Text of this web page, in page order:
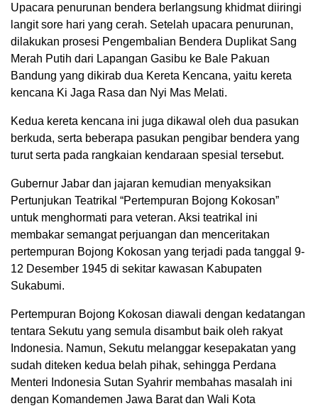
Upacara penurunan bendera berlangsung khidmat diiringi
langit sore hari yang cerah. Setelah upacara penurunan,
dilakukan prosesi Pengembalian Bendera Duplikat Sang
Merah Putih dari Lapangan Gasibu ke Bale Pakuan
Bandung yang dikirab dua Kereta Kencana, yaitu kereta
kencana Ki Jaga Rasa dan Nyi Mas Melati.
Kedua kereta kencana ini juga dikawal oleh dua pasukan
berkuda, serta beberapa pasukan pengibar bendera yang
turut serta pada rangkaian kendaraan spesial tersebut.
Gubernur Jabar dan jajaran kemudian menyaksikan
Pertunjukan Teatrikal “Pertempuran Bojong Kokosan”
untuk menghormati para veteran. Aksi teatrikal ini
membakar semangat perjuangan dan menceritakan
pertempuran Bojong Kokosan yang terjadi pada tanggal 9-
12 Desember 1945 di sekitar kawasan Kabupaten
Sukabumi.
Pertempuran Bojong Kokosan diawali dengan kedatangan
tentara Sekutu yang semula disambut baik oleh rakyat
Indonesia. Namun, Sekutu melanggar kesepakatan yang
sudah diteken kedua belah pihak, sehingga Perdana
Menteri Indonesia Sutan Syahrir membahas masalah ini
dengan Komandemen Jawa Barat dan Wali Kota